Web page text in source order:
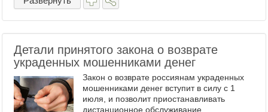
Детали принятого закона о возврате
украденных мошенниками денег
Закон о возврате россиянам украденных
мошенниками денег вступит в силу с 1
июля, и позволит приостанавливать
дистанционное обслуживание